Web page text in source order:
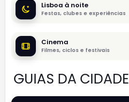
Lisboa à noite
Festas, clubes e experiências
Cinema
Filmes, ciclos e festivais
GUIAS DA CIDADE